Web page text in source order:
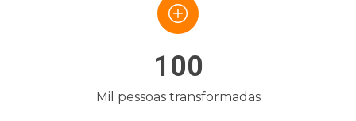
100
Mil pessoas transformadas